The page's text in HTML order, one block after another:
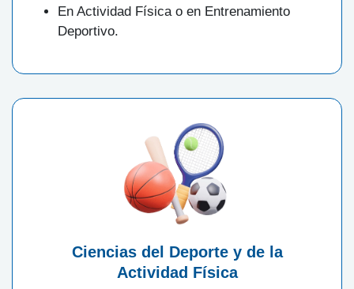
En Actividad Física o en Entrenamiento
Deportivo.
Ciencias del Deporte y de la
Actividad Física